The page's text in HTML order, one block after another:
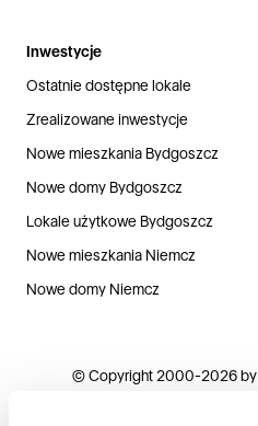
Inwestycje
Ostatnie dostępne lokale
Zrealizowane inwestycje
Nowe mieszkania Bydgoszcz
Nowe domy Bydgoszcz
Lokale użytkowe Bydgoszcz
Nowe mieszkania Niemcz
Nowe domy Niemcz
© Copyright 2000-2026 by